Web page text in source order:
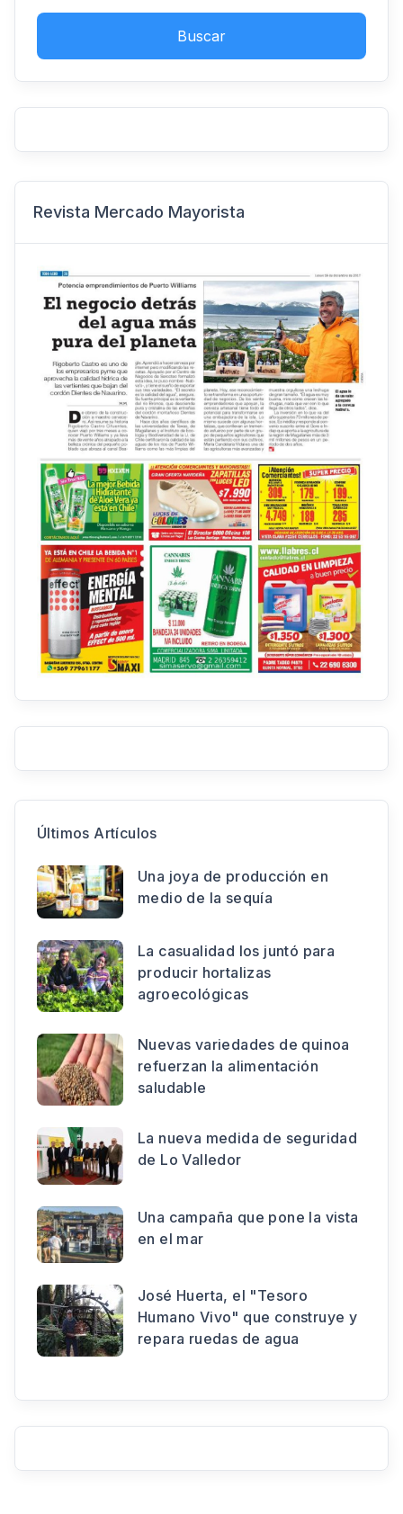
Buscar
Revista Mercado Mayorista
Últimos Artículos
Una joya de producción en
medio de la sequía
La casualidad los juntó para
producir hortalizas
agroecológicas
Nuevas variedades de quinoa
refuerzan la alimentación
saludable
La nueva medida de seguridad
de Lo Valledor
Una campaña que pone la vista
en el mar
José Huerta, el "Tesoro
Humano Vivo" que construye y
repara ruedas de agua